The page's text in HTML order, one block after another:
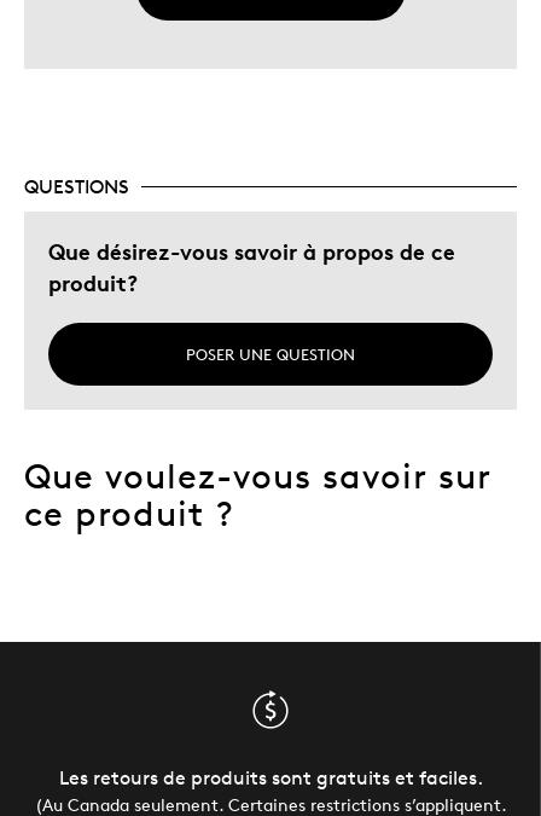
QUESTIONS
Que désirez-vous savoir à propos de ce
produit?
POSER UNE QUESTION
Que voulez-vous savoir sur
ce produit ?
Les retours de produits sont gratuits et faciles.
(Au Canada seulement. Certaines restrictions s’appliquent.